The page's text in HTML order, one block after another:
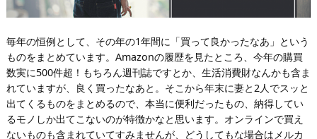
毎年の恒例として、その年の1年間に「買って良かったなあ」という
ものをまとめています。Amazonの履歴を見たところ、今年の購買
数実に500件超！もちろん週刊誌ですとか、生活消費財なんかも含ま
れていますが、良く買ったなあと。そこから年末に妻と2人でスッと
出てくるものをまとめるので、本当に便利だったもの、納得してい
るモノしか出てこないのが特徴かなと思います。オンラインで買え
ないものも含まれていてすみませんが、どうしてもな場合はメルカ